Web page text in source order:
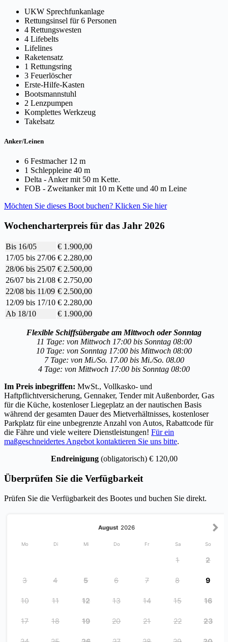
UKW Sprechfunkanlage
Rettungsinsel für 6 Personen
4 Rettungswesten
4 Lifebelts
Lifelines
Raketensatz
1 Rettungsring
3 Feuerlöscher
Erste-Hilfe-Kasten
Bootsmannstuhl
2 Lenzpumpen
Komplettes Werkzeug
Takelsatz
Anker/Leinen
6 Festmacher 12 m
1 Schleppleine 40 m
Delta - Anker mit 50 m Kette.
FOB - Zweitanker mit 10 m Kette und 40 m Leine
Möchten Sie dieses Boot buchen? Klicken Sie hier
Wochencharterpreis für das Jahr 2026
Bis 16/05
€ 1.900,00
17/05 bis 27/06 € 2.280,00
28/06 bis 25/07 € 2.500,00
26/07 bis 21/08 € 2.750,00
22/08 bis 11/09 € 2.500,00
12/09 bis 17/10 € 2.280,00
Ab 18/10
€ 1.900,00
Flexible Schiffsübergabe am Mittwoch oder Sonntag
11 Tage: von Mittwoch 17:00 bis Sonntag 08:00
10 Tage: von Sonntag 17:00 bis Mittwoch 08:00
7 Tage: von Mi./So. 17.00 bis Mi./So. 08.00
4 Tage: von Mittwoch 17:00 bis Sonntag 08:00
Im Preis inbegriffen: MwSt., Vollkasko- und
Haftpflichtversicherung, Gennaker, Tender mit Außenborder, Gas
für die Küche, kostenloser Liegeplatz an der nautischen Basis
während der gesamten Dauer des Mietverhältnisses, kostenloser
Parkplatz für eine unbegrenzte Anzahl von Autos, Rabattcode für
die Fähre und viele weitere Dienstleistungen! Für ein
maßgeschneidertes Angebot kontaktieren Sie uns bitte.
Endreinigung(obligatorisch) € 120,00
Überprüfen Sie die Verfügbarkeit
Prüfen Sie die Verfügbarkeit des Bootes und buchen Sie direkt.